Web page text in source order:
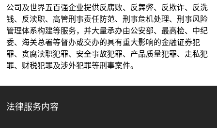
公司及世界五百强企业提供反腐败、反舞弊、反欺诈、反洗
钱、反渎职、高管刑事责任防范、刑事危机处理、刑事风险
管理体系构建等服务，并大量承办由公安部、最高检、中纪
委、海关总署等督办或交办的具有重大影响的金融证券犯
罪、贪腐渎职犯罪、安全事故犯罪、产品质量犯罪、走私犯
罪、财税犯罪及涉外犯罪等刑事案件。
法律服务内容